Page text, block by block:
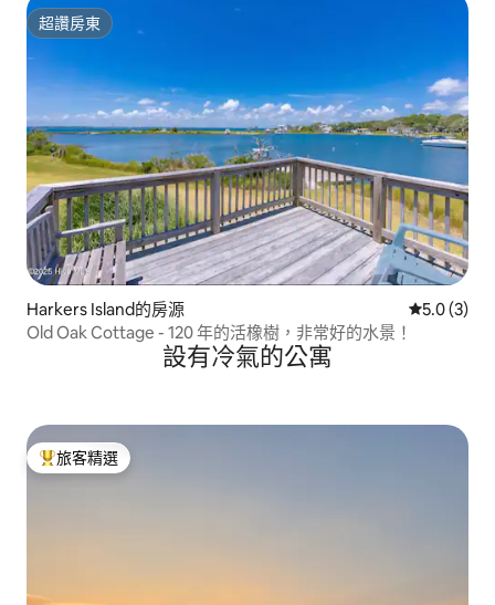
超讚房東
超讚房東
Harkers Island的房源 從 3 則評
5.0 (3)
Old Oak Cottage - 120 年的活橡樹，非常好的水景！
設有冷氣的公寓
旅客精選榜首
旅客精選